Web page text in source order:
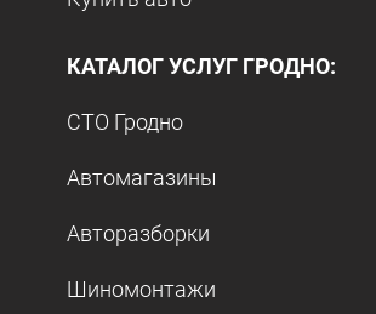
КАТАЛОГ УСЛУГ ГРОДНО:
СТО Гродно
Автомагазины
Авторазборки
Шиномонтажи